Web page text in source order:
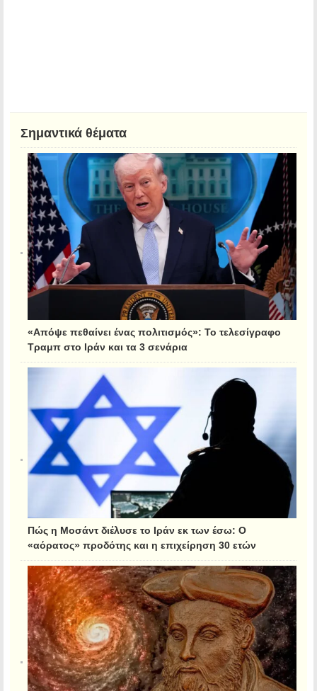
Σημαντικά θέματα
«Απόψε πεθαίνει ένας πολιτισμός»: Το τελεσίγραφο
Τραμπ στο Ιράν και τα 3 σενάρια
Πώς η Μοσάντ διέλυσε το Ιράν εκ των έσω: Ο
«αόρατος» προδότης και η επιχείρηση 30 ετών